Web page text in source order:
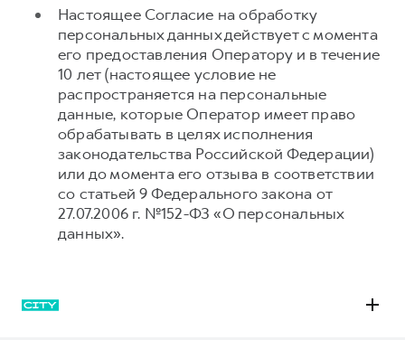
Настоящее Согласие на обработку
персональных данных действует с момента
его предоставления Оператору и в течение
10 лет (настоящее условие не
распространяется на персональные
данные, которые Оператор имеет право
обрабатывать в целях исполнения
законодательства Российской Федерации)
или до момента его отзыва в соответствии
со статьей 9 Федерального закона от
27.07.2006 г. №152-ФЗ «О персональных
данных».